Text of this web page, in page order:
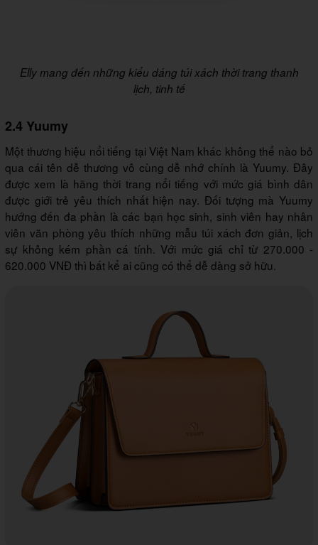
Elly mang đến những kiểu dáng túi xách thời trang thanh
lịch, tinh tế
2.4 Yuumy
Một thương hiệu nổi tiếng tại Việt Nam khác không thể nào bỏ
qua cái tên dễ thương vô cùng dễ nhớ chính là Yuumy. Đây
được xem là hãng thời trang nổi tiếng với mức giá bình dân
được giới trẻ yêu thích nhất hiện nay. Đối tượng mà Yuumy
hướng đến đa phần là các bạn học sinh, sinh viên hay nhân
viên văn phòng yêu thích những mẫu túi xách đơn giản, lịch
sự không kém phần cá tính. Với mức giá chỉ từ 270.000 -
620.000 VNĐ thì bất kể ai cũng có thể dễ dàng sở hữu.